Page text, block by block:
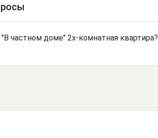
частном доме" 2х-комнатная квартира?